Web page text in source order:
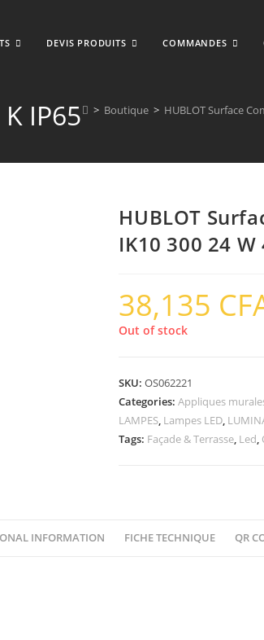
DEVIS PRODUITS COMMANDES
IP65 > Boutique > HUBLOT Surface
HUBLOT
IK10 300 24 W
38,135
Out of stock
SKU:OS062221
Categories:Appliques
LAMPES, Lampes LED,
Tags: Façade & Terrasse, Led,
INFORMATION FICHE TECHNIQUE QR